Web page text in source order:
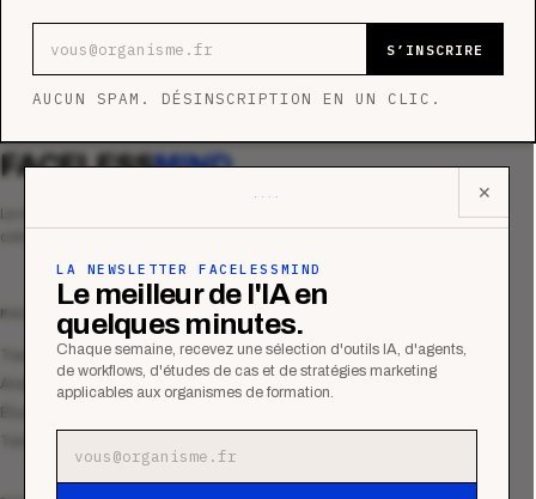
S’INSCRIRE
AUCUN SPAM. DÉSINSCRIPTION EN UN CLIC.
✕
LA NEWSLETTER FACELESSMIND
Le meilleur de l'IA en
quelques minutes.
Chaque semaine, recevez une sélection d'outils IA, d'agents,
de workflows, d'études de cas et de stratégies marketing
applicables aux organismes de formation.
FACELESSMIND
commerciale des organismes de formation.
MAGAZINE
Tous les articles
Analyses
Tutoriels